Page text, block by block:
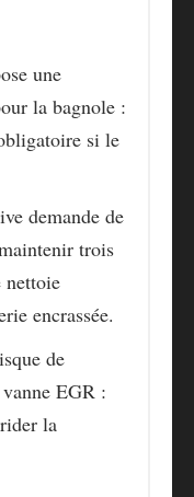
une
la bagnole :
si le
demande de
trois
encrassée.
de
EGR :
la